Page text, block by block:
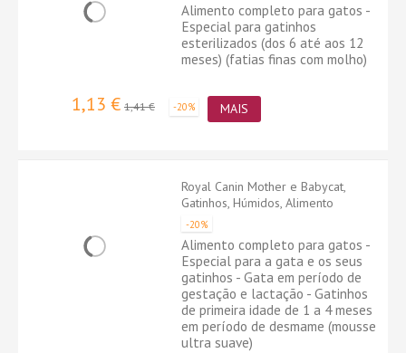
Alimento completo para gatos -
Especial para gatinhos
esterilizados (dos 6 até aos 12
meses) (fatias finas com molho)
1,13 € 1,41 € -20% MAIS
Royal Canin Mother e Babycat,
Gatinhos, Húmidos, Alimento
-20%
Alimento completo para gatos -
Especial para a gata e os seus
gatinhos - Gata em período de
gestação e lactação - Gatinhos
de primeira idade de 1 a 4 meses
em período de desmame (mousse
ultra suave)